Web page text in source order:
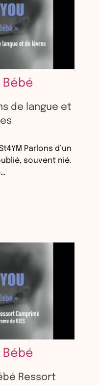
Bébé
de langue et
Parlons d’un
souvent nié.
Bébé
Ressort